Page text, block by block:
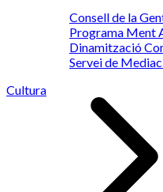
Consell de la
Programa Ment
Dinamització
Servei de
Cultura